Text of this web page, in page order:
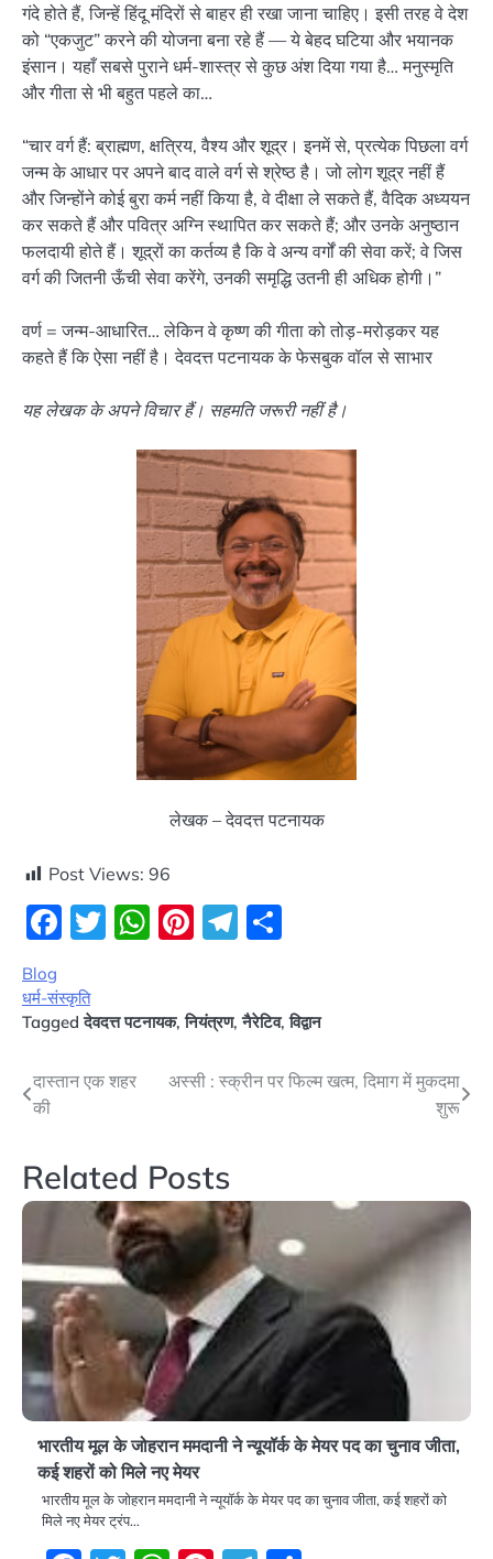
गंदे होते हैं, जिन्हें हिंदू मंदिरों से बाहर ही रखा जाना चाहिए। इसी तरह वे देश
को “एकजुट” करने की योजना बना रहे हैं — ये बेहद घटिया और भयानक
इंसान। यहाँ सबसे पुराने धर्म-शास्त्र से कुछ अंश दिया गया है… मनुस्मृति
और गीता से भी बहुत पहले का…
“चार वर्ग हैं: ब्राह्मण, क्षत्रिय, वैश्य और शूद्र। इनमें से, प्रत्येक पिछला वर्ग
जन्म के आधार पर अपने बाद वाले वर्ग से श्रेष्ठ है। जो लोग शूद्र नहीं हैं
और जिन्होंने कोई बुरा कर्म नहीं किया है, वे दीक्षा ले सकते हैं, वैदिक अध्ययन
कर सकते हैं और पवित्र अग्नि स्थापित कर सकते हैं; और उनके अनुष्ठान
फलदायी होते हैं। शूद्रों का कर्तव्य है कि वे अन्य वर्गों की सेवा करें; वे जिस
वर्ग की जितनी ऊँची सेवा करेंगे, उनकी समृद्धि उतनी ही अधिक होगी।”
वर्ण = जन्म-आधारित… लेकिन वे कृष्ण की गीता को तोड़-मरोड़कर यह
कहते हैं कि ऐसा नहीं है। देवदत्त पटनायक के फेसबुक वॉल से साभार
यह लेखक के अपने विचार हैं। सहमति जरूरी नहीं है।
लेखक – देवदत्त पटनायक
Post Views: 96
Facebook
Twitter
WhatsApp
Pinterest
Telegram
Blog
धर्म-संस्कृति
Taggedदेवदत्त पटनायक,नियंत्रण,नैरेटिव,विद्वान
Post
दास्तान एक शहर
की
अस्सी : स्क्रीन पर फिल्म खत्म, दिमाग में मुकदमा
शुरू
Related Posts
भारतीय मूल के जोहरान ममदानी ने न्यूयॉर्क के मेयर पद का चुनाव जीता,
कई शहरों को मिले नए मेयर
भारतीय मूल के जोहरान ममदानी ने न्यूयॉर्क के मेयर पद का चुनाव जीता, कई शहरों को
मिले नए मेयर ट्रंप…